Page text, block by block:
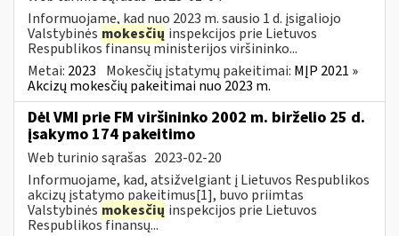
Informuojame, kad nuo 2023 m. sausio 1 d. įsigaliojo
Valstybinės mokesčių inspekcijos prie Lietuvos
Respublikos finansų ministerijos viršininko...
Metai: 2023 Mokesčių įstatymų pakeitimai: MĮP 2021 »
Akcizų mokesčių pakeitimai nuo 2023 m.
Dėl VMI prie FM viršininko 2002 m. birželio 25 d.
įsakymo 174 pakeitimo
Web turinio sąrašas 2023-02-20
Informuojame, kad, atsižvelgiant į Lietuvos Respublikos
akcizų įstatymo pakeitimus[1], buvo priimtas
Valstybinės mokesčių inspekcijos prie Lietuvos
Respublikos finansų...